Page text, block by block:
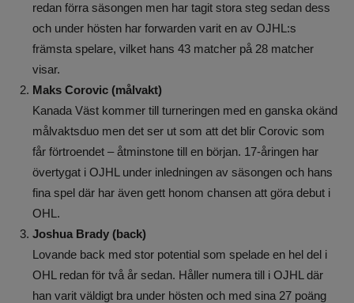
redan förra säsongen men har tagit stora steg sedan dess
och under hösten har forwarden varit en av OJHL:s
främsta spelare, vilket hans 43 matcher på 28 matcher
visar.
Maks Corovic (målvakt)
Kanada Väst kommer till turneringen med en ganska okänd
målvaktsduo men det ser ut som att det blir Corovic som
får förtroendet – åtminstone till en början. 17-åringen har
övertygat i OJHL under inledningen av säsongen och hans
fina spel där har även gett honom chansen att göra debut i
OHL.
Joshua Brady (back)
Lovande back med stor potential som spelade en hel del i
OHL redan för två år sedan. Håller numera till i OJHL där
han varit väldigt bra under hösten och med sina 27 poäng